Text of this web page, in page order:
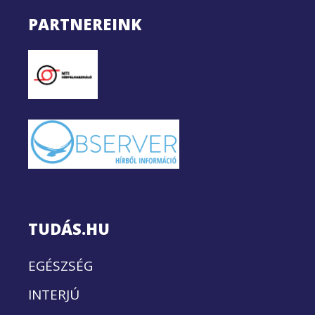
PARTNEREINK
TUDÁS.HU
EGÉSZSÉG
INTERJÚ